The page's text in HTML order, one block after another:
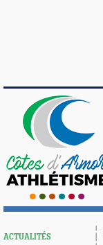
ACTUALITÉS